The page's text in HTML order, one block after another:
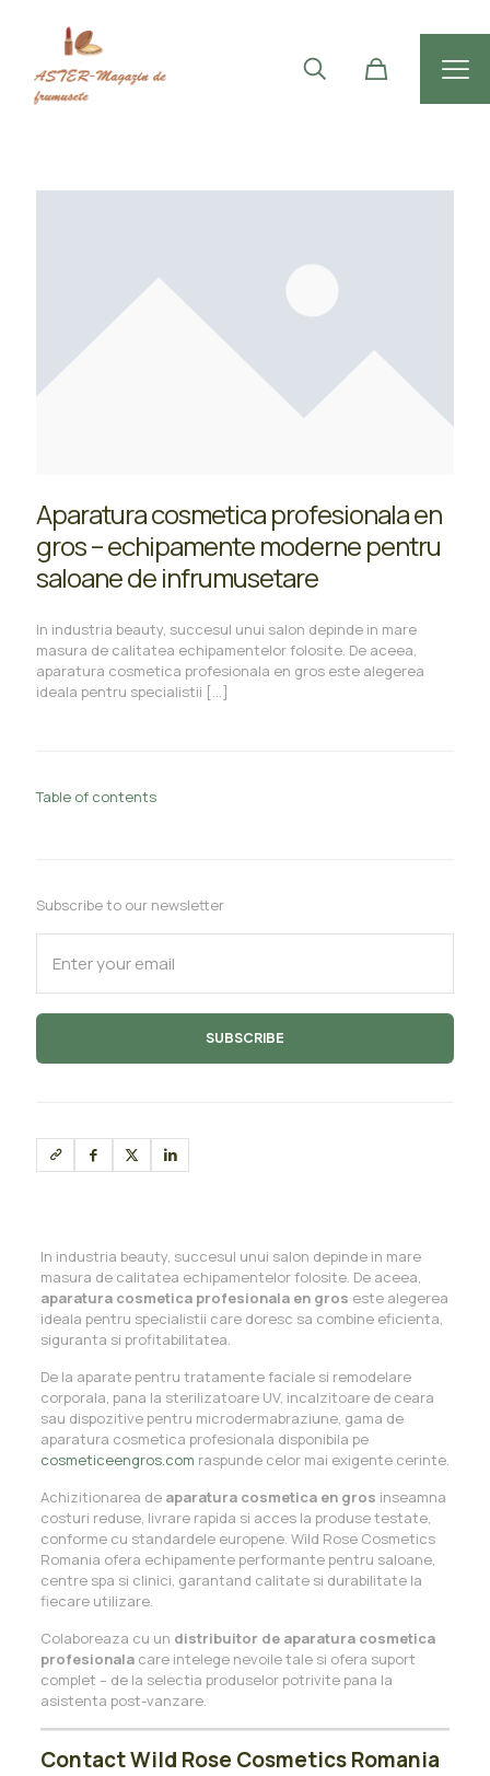
Aparatura cosmetica profesionala en
gros – echipamente moderne pentru
saloane de infrumusetare
In industria beauty, succesul unui salon depinde in mare
masura de calitatea echipamentelor folosite. De aceea,
aparatura cosmetica profesionala en gros este alegerea
ideala pentru specialistii […]
Table of contents
Subscribe to our newsletter
In industria beauty, succesul unui salon depinde in mare
masura de calitatea echipamentelor folosite. De aceea,
aparatura cosmetica profesionala en gros este alegerea
ideala pentru specialistii care doresc sa combine eficienta,
siguranta si profitabilitatea.
De la aparate pentru tratamente faciale si remodelare
corporala, pana la sterilizatoare UV, incalzitoare de ceara
sau dispozitive pentru microdermabraziune, gama de
aparatura cosmetica profesionala disponibila pe
cosmeticeengros.com raspunde celor mai exigente cerinte.
Achizitionarea de aparatura cosmetica en gros inseamna
costuri reduse, livrare rapida si acces la produse testate,
conforme cu standardele europene. Wild Rose Cosmetics
Romania ofera echipamente performante pentru saloane,
centre spa si clinici, garantand calitate si durabilitate la
fiecare utilizare.
Colaboreaza cu un distribuitor de aparatura cosmetica
profesionalacare intelege nevoile tale si ofera suport
complet – de la selectia produselor potrivite pana la
asistenta post-vanzare.
Contact Wild Rose Cosmetics Romania